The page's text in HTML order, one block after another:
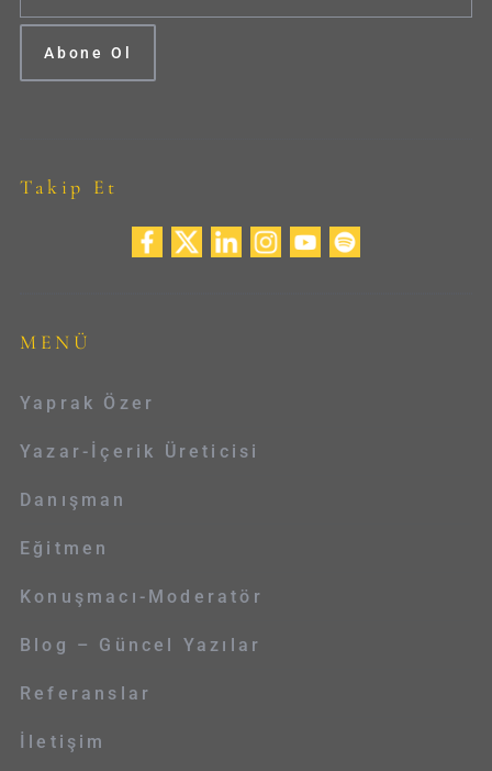
Takip Et
MENÜ
Yaprak Özer
Yazar-İçerik Üreticisi
Danışman
Eğitmen
Konuşmacı-Moderatör
Blog – Güncel Yazılar
Referanslar
İletişim